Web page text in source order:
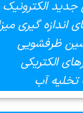
جدید الکترونیک
اندازه گیری
ظرفشویی
الکتریکی
تخلیه آب